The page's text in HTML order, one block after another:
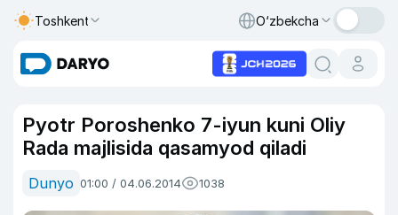
Toshkent O‘zbekcha
Pyotr Poroshenko 7-iyun kuni Oliy
Rada majlisida qasamyod qiladi
Dunyo 01:00 / 04.06.2014 1038